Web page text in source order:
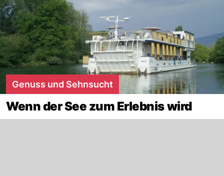
Genuss und Sehnsucht
Wenn der See zum Erlebnis wird